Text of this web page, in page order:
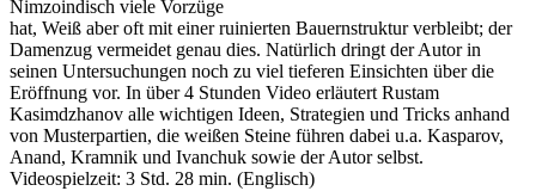
Nimzoindisch viele Vorzüge
hat, Weiß aber oft mit einer ruinierten Bauernstruktur verbleibt; der
Damenzug vermeidet genau dies. Natürlich dringt der Autor in
seinen Untersuchungen noch zu viel tieferen Einsichten über die
Eröffnung vor. In über 4 Stunden Video erläutert Rustam
Kasimdzhanov alle wichtigen Ideen, Strategien und Tricks anhand
von Musterpartien, die weißen Steine führen dabei u.a. Kasparov,
Anand, Kramnik und Ivanchuk sowie der Autor selbst.
Videospielzeit: 3 Std. 28 min. (Englisch)